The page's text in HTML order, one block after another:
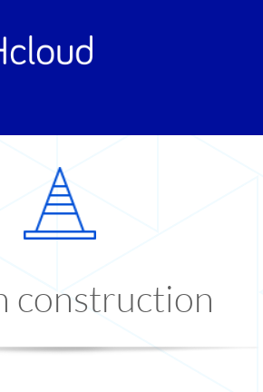
construction